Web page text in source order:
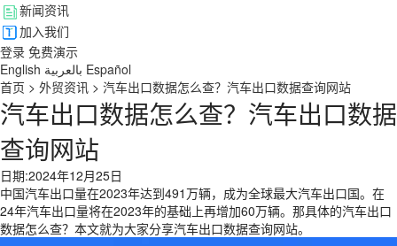
新闻资讯
加入我们
登录 免费演示
English بالعربية Español
首页 > 外贸资讯 > 汽车出口数据怎么查？汽车出口数据查询网站
汽车出口数据怎么查？汽车出口数据
查询网站
日期:2024年12月25日
中国汽车出口量在2023年达到491万辆，成为全球最大汽车出口国。在
24年汽车出口量将在2023年的基础上再增加60万辆。那具体的汽车出口
数据怎么查？本文就为大家分享汽车出口数据查询网站。